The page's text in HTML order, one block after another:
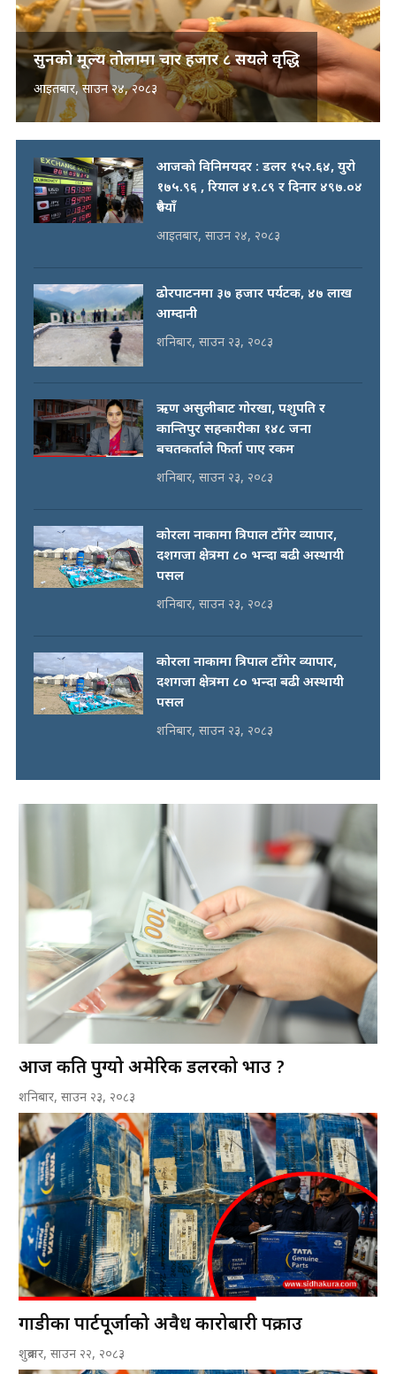
सुनको मूल्य तोलामा चार हजार ८ सयले वृद्धि
आइतबार, साउन २४, २०८३
आजको विनिमयदर : डलर १५२.६४, युरो
१७५.९६ , रियाल ४१.८९ र दिनार ४९७.०४
रुपैयाँ
आइतबार, साउन २४, २०८३
ढोरपाटनमा ३७ हजार पर्यटक, ४७ लाख
आम्दानी
शनिबार, साउन २३, २०८३
ऋण असुलीबाट गोरखा, पशुपति र
कान्तिपुर सहकारीका १४८ जना
बचतकर्ताले फिर्ता पाए रकम
शनिबार, साउन २३, २०८३
कोरला नाकामा त्रिपाल टाँगेर व्यापार,
दशगजा क्षेत्रमा ८० भन्दा बढी अस्थायी
पसल
शनिबार, साउन २३, २०८३
कोरला नाकामा त्रिपाल टाँगेर व्यापार,
दशगजा क्षेत्रमा ८० भन्दा बढी अस्थायी
पसल
शनिबार, साउन २३, २०८३
आज कति पुग्यो अमेरिकी डलरको भाउ ?
शनिबार, साउन २३, २०८३
गाडीका पार्टपूर्जाको अवैध कारोबारी पक्राउ
शुक्रबार, साउन २२, २०८३